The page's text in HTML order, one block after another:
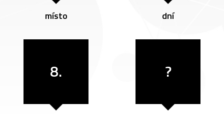
místo dní
8. ?